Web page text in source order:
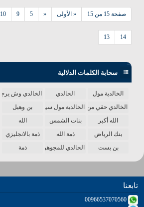
صفحة 15 من 15 « الأولى «
5
9
10
13 14
سحابة الكلمات الدلالية
الخالدية مول الخالدي الخالدي وش يرجع
الخالدي حقي من الدنياالخالدية مول سينما بن وهيل
الله أكبر
بنات الشمس الله
بنك الرياض
ذمة الله ذمة بالانجليزي
بن بست
الخالدي للمجوهرات ذمة
تابعنا